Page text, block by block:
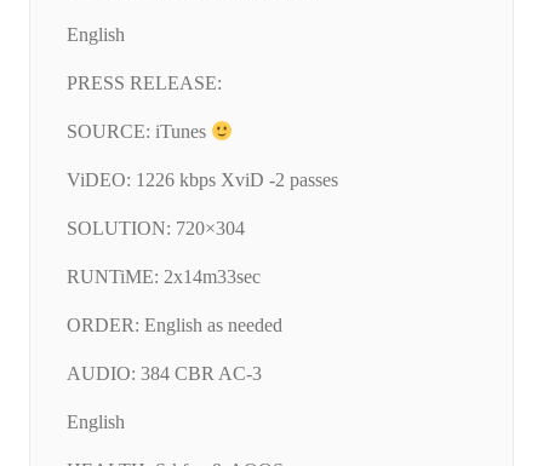
English
PRESS RELEASE:
SOURCE: iTunes
ViDEO: 1226 kbps XviD -2 passes
SOLUTION: 720×304
RUNTiME: 2x14m33sec
ORDER: English as needed
AUDIO: 384 CBR AC-3
English